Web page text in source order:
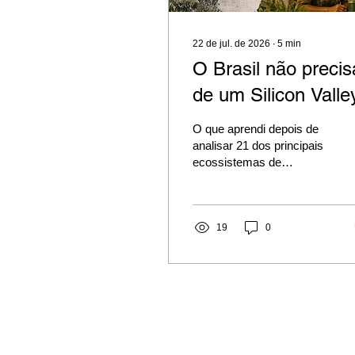
22 de jul. de 2026 ∙ 5 min
O Brasil não
de um Silicon
O que aprendi depois de
analisar 21 dos principais
ecossistemas de
19 0